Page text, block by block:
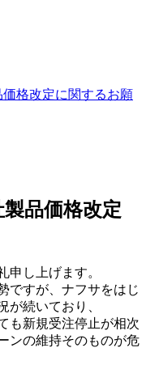
格改定に関するお願
品価格改定
申し上げます。
ですが、ナフサをはじ
が続いており、
も新規受注停止が相次
ンの維持そのものが危